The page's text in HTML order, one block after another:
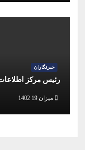
خبرنگاران
رئیس مرکز
میزان 19 1402